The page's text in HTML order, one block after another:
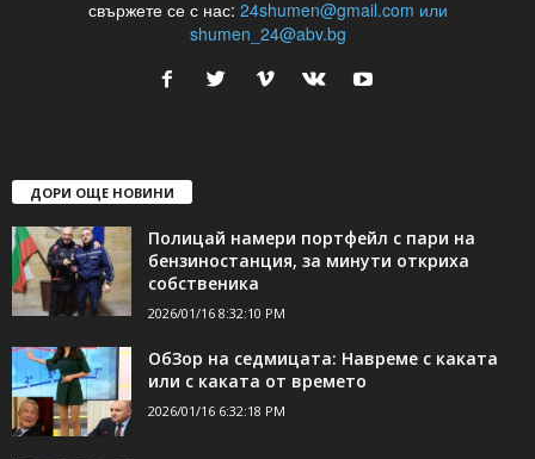
свържете се с нас: 24shumen@gmail.com или
shumen_24@abv.bg
ДОРИ ОЩЕ НОВИНИ
Полицай намери портфейл с пари на
бензиностанция, за минути откриха
собственика
2026/01/16 8:32:10 PM
ОбЗор на седмицата: Навреме с каката
или с каката от времето
2026/01/16 6:32:18 PM